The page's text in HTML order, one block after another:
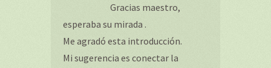
Gracias maestro,
esperaba su mirada .
Me agradó esta introducción.
Mi sugerencia es conectar la